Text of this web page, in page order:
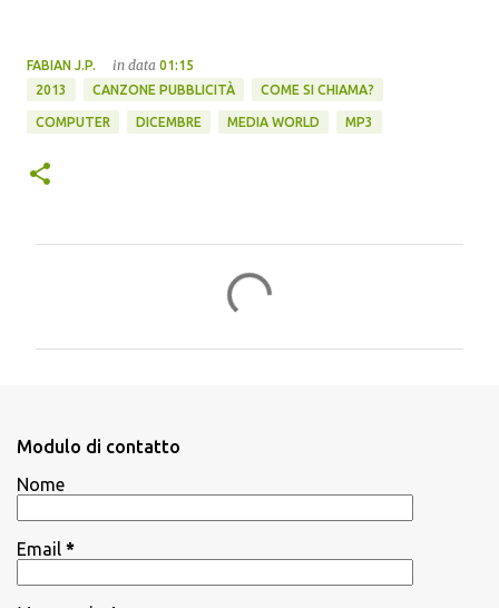
FABIAN J.P. in data 01:15
2013
CANZONE PUBBLICITÀ COME SI CHIAMA?
COMPUTER DICEMBRE MEDIA WORLD MP3
i
Modulo di contatto
Nome
Email *